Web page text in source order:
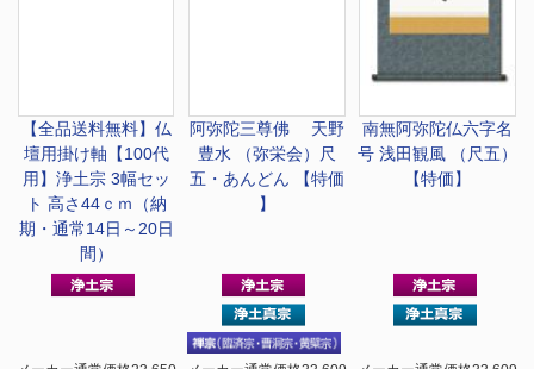
【全品送料無料】 仏
壇用掛け軸【100代
用】浄土宗 3幅セッ
ト 高さ44ｃｍ（納
期・通常14日～20日
間）
阿弥陀三尊佛 天野
豊水 （弥栄会）尺
五・あんどん 【特価
】
南無阿弥陀仏六字名
号 浅田観風 （尺五）
【特価】